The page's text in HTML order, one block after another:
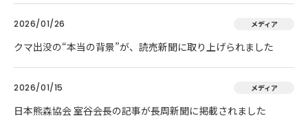
2026/01/26 メディア
クマ出没の“本当の背景”が、読売新聞に取り上げられました
2026/01/15 メディア
日本熊森協会 室谷会長の記事が長周新聞に掲載されました